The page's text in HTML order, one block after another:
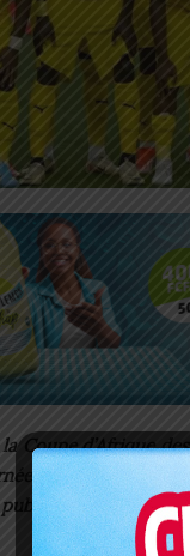
Coupe d’Afrique
le Togo
les dates